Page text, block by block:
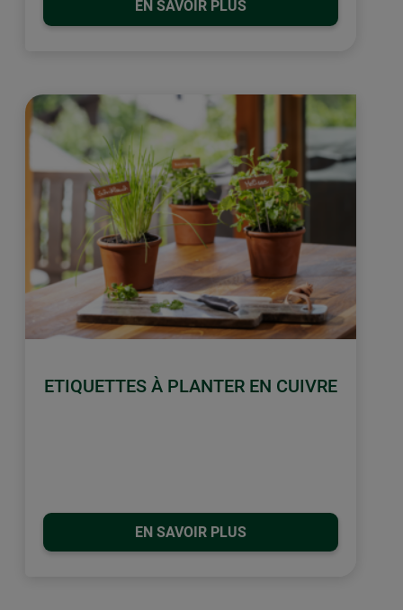
EN SAVOIR PLUS
ETIQUETTES À PLANTER EN CUIVRE
EN SAVOIR PLUS